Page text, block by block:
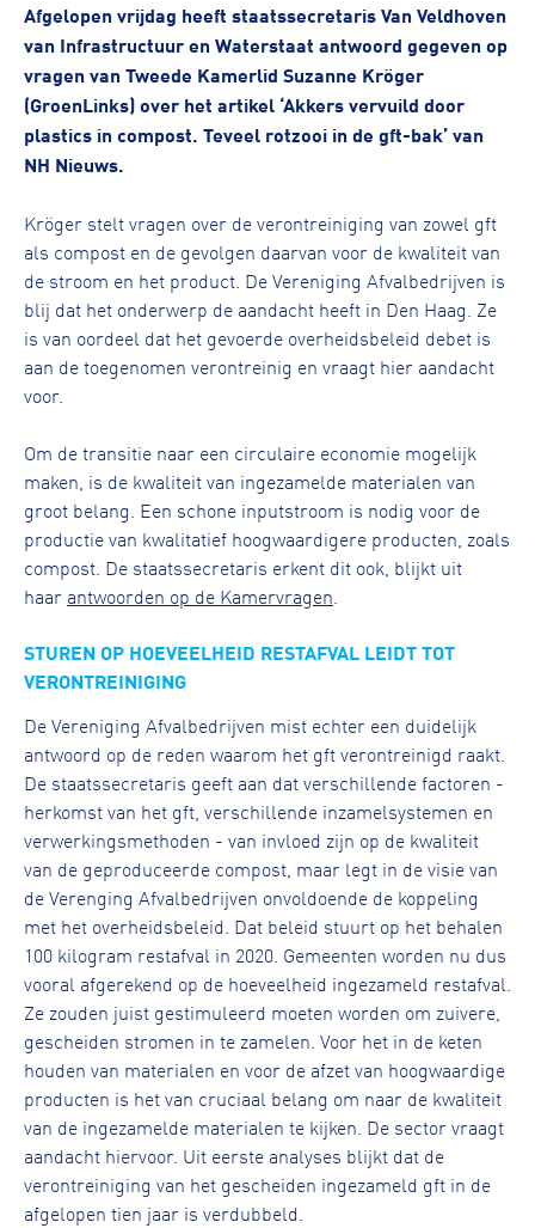
Afgelopen vrijdag heeft staatssecretaris Van Veldhoven
van Infrastructuur en Waterstaat antwoord gegeven op
vragen van Tweede Kamerlid Suzanne Kröger
(GroenLinks) over het artikel ‘Akkers vervuild door
plastics in compost. Teveel rotzooi in de gft-bak’ van
NH Nieuws.
Kröger stelt vragen over de verontreiniging van zowel gft
als compost en de gevolgen daarvan voor de kwaliteit van
de stroom en het product. De Vereniging Afvalbedrijven is
blij dat het onderwerp de aandacht heeft in Den Haag. Ze
is van oordeel dat het gevoerde overheidsbeleid debet is
aan de toegenomen verontreinig en vraagt hier aandacht
voor.
Om de transitie naar een circulaire economie mogelijk
maken, is de kwaliteit van ingezamelde materialen van
groot belang. Een schone inputstroom is nodig voor de
productie van kwalitatief hoogwaardigere producten, zoals
compost. De staatssecretaris erkent dit ook, blijkt uit
haar antwoorden op de Kamervragen
STUREN OP HOEVEELHEID RESTAFVAL LEIDT TOT
VERONTREINIGING
De Vereniging Afvalbedrijven mist echter een duidelijk
antwoord op de reden waarom het gft verontreinigd raakt.
De staatssecretaris geeft aan dat verschillende factoren -
herkomst van het gft, verschillende inzamelsystemen en
verwerkingsmethoden - van invloed zijn op de kwaliteit
van de geproduceerde compost, maar legt in de visie van
de Verenging Afvalbedrijven onvoldoende de koppeling
met het overheidsbeleid. Dat beleid stuurt op het behalen
100 kilogram restafval in 2020. Gemeenten worden nu dus
vooral afgerekend op de hoeveelheid ingezameld restafval.
Ze zouden juist gestimuleerd moeten worden om zuivere,
gescheiden stromen in te zamelen. Voor het in de keten
houden van materialen en voor de afzet van hoogwaardige
producten is het van cruciaal belang om naar de kwaliteit
van de ingezamelde materialen te kijken. De sector vraagt
aandacht hiervoor. Uit eerste analyses blijkt dat de
verontreiniging van het gescheiden ingezameld gft in de
afgelopen tien jaar is verdubbeld.